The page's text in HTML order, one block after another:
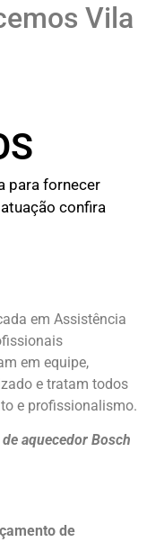
Vila
para fornecer
confira
em Assistência
em equipe,
e tratam todos
e profissionalismo.
aquecedor Bosch
de